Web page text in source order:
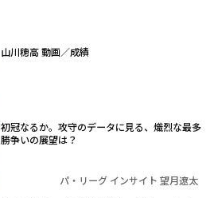
山川穂高 動画／成績
初冠なるか。攻守のデータに見る、熾烈な最多
勝争いの展望は？
パ・リーグ インサイト 望月遼太